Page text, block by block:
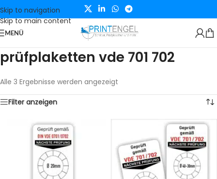
Skip to navigation
Skip to main content
MENÜ
prüfplaketten vde 701 702
Alle 3 Ergebnisse werden angezeigt
Filter anzeigen